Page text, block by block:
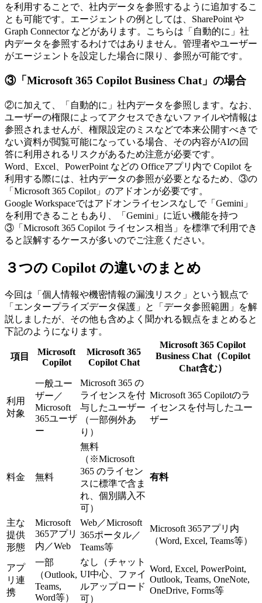
を利用することで、社内データを参照するように追加するこ
とも可能です。エージェントの例としては、SharePoint や
Graph Connector などがあります。こちらは「自動的に」社
内データを参照するわけではありません。管理者やユーザー
がエージェントを設定した場合に限り、参照が可能です。
③「Microsoft 365 Copilot Business Chat」の場合
②に加えて、「自動的に」社内データを参照します。なお、
ユーザーの権限によってアクセスできないファイルや情報は
参照されませんが、権限設定のミスなどで本来公開すべきで
ない資料が閲覧可能になっている場合、その内容がAIの回
答に利用されるリスクがあるため注意が必要です。
Word、Excel、PowerPoint などの Officeアプリ内で Copilot を
利用する際には、社内データの参照が必要となるため、③の
「Microsoft 365 Copilot」のアドオンが必要です。
Google Workspaceではアドオンライセンスなしで「Gemini」
を利用できることもあり、「Gemini」に近い機能を持つ
③「Microsoft 365 Copilot ライセンス相当」を標準で利用でき
ると誤解するケースが多いのでご注意ください。
３つの Copilot の違いのまとめ
今回は「個人情報や機密情報の漏洩リスク」という観点で
「エンタープライズデータ保護」と「データ参照範囲」を解
説しましたが、その他も含めよく聞かれる観点をまとめると
下記のようになります。
項目
Microsoft
Copilot
Microsoft 365
Copilot Chat
Microsoft 365 Copilot
Business Chat（Copilot
Chat含む）
利用
対象
一般ユー
ザー／
Microsoft
365ユーザ
ー
Microsoft 365 の
ライセンスを付
与したユーザー
（一部例外あ
り）
Microsoft 365 Copilotのラ
イセンスを付与したユー
ザー
料金 無料
無料
（※Microsoft
365 のライセン
スに標準で含ま
れ、個別購入不
可）
有料
主な
提供
形態
Microsoft
365アプリ
内／Web
Web／Microsoft
365ポータル／
Teams等
Microsoft 365アプリ内
（Word, Excel, Teams等）
アプ
リ連
携
一部
（Outlook,
Teams,
Word等）
なし（チャット
UI中心、ファイ
ルアップロード
可）
Word, Excel, PowerPoint,
Outlook, Teams, OneNote,
OneDrive, Forms等